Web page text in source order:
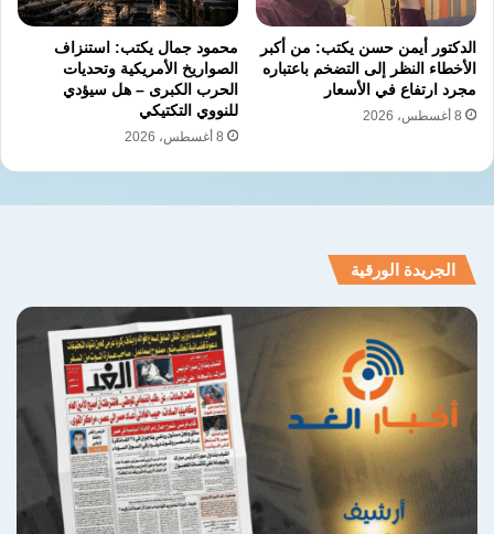
مباشرة، لكنها تحمل رسالة ردع واضحة مفادها أن
تركيا مستعدة للتعامل مع أي تصعيد إذا فُرض
عليها، وأنها لن تتراجع عن الدفاع عن مصالحها
وسياساتها.
تقدير الموقف التركي، دون الانزلاق إلى خطاب
يدعو إلى الحرب أو التصعيد العسكري المباشر.
ثبات في السياسة الخارجية
أما دبلوماسيًا واقتصاديًا،
فتؤكد تصريحات فيدان أن
تركيا لا تنوي إعادة صياغة سياساتها الخارجية
استجابةً للضغوط السياسية أو التهديدات، بل
الدكتور أيمن حسن يكتب: من أكبر
الأخطاء النظر إلى التضخم باعتباره
مجرد ارتفاع في الأسعار
8 أغسطس، 2026
محمود جمال يكتب: استنزاف
الصواريخ الأمريكية وتحديات
الحرب الكبرى – هل سيؤدي
للنووي التكتيكي
8 أغسطس، 2026
الجريدة الورقية